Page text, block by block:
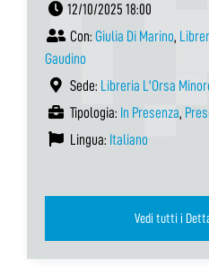
12/10/2025 18:00
Con: Giulia Di Marino,
Gaudino
Sede: Libreria L'Orsa
Tipologia: In Presenza,
Lingua: Italiano